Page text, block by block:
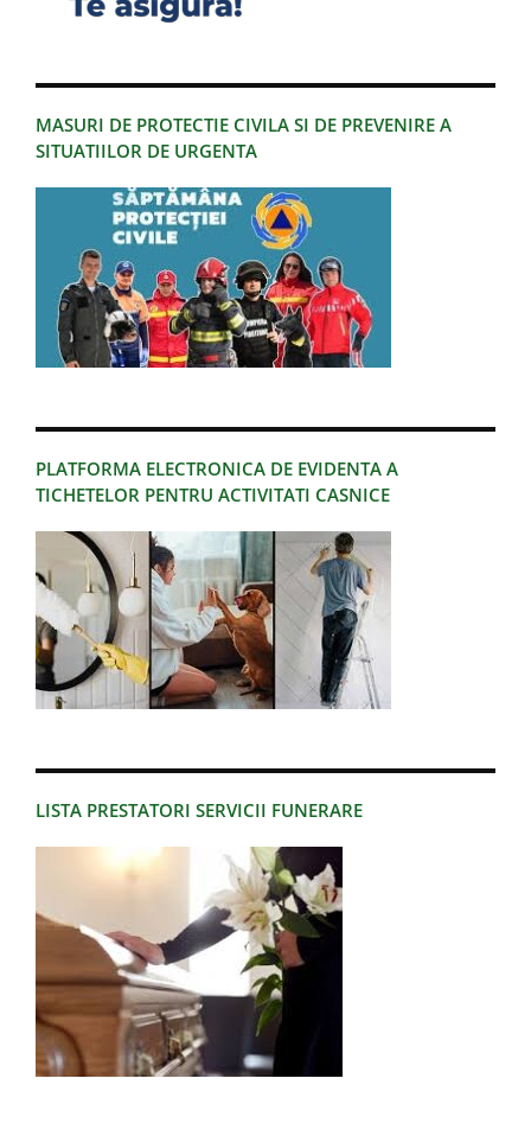
MASURI DE PROTECTIE CIVILA SI DE PREVENIRE A
SITUATIILOR DE URGENTA
PLATFORMA ELECTRONICA DE EVIDENTA A
TICHETELOR PENTRU ACTIVITATI CASNICE
LISTA PRESTATORI SERVICII FUNERARE